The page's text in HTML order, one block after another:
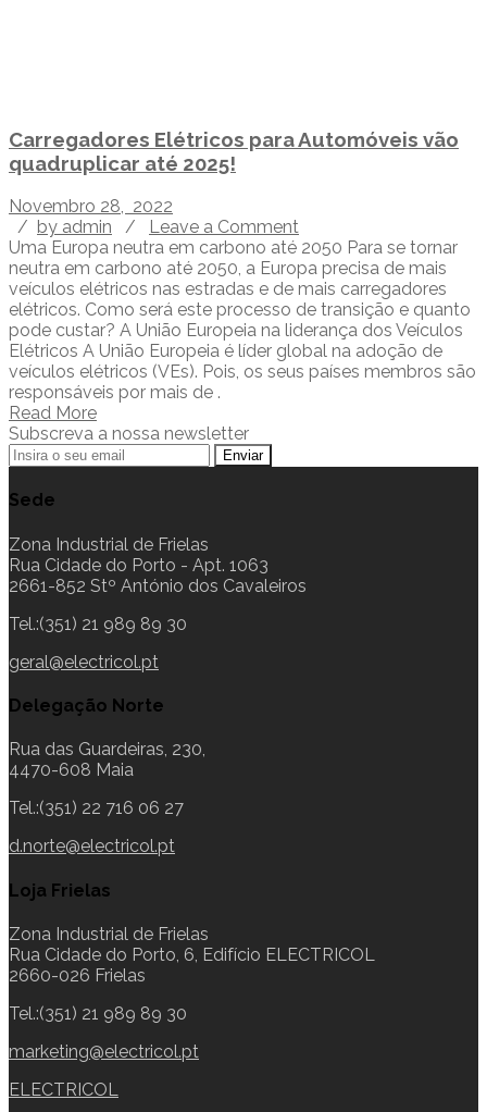
Carregadores Elétricos para Automóveis vão
quadruplicar até 2025!
Novembro 28, 2022
/ by admin /
Leave a Comment
Uma Europa neutra em carbono até 2050 Para se tornar
neutra em carbono até 2050, a Europa precisa de mais
veículos elétricos nas estradas e de mais carregadores
elétricos. Como será este processo de transição e quanto
pode custar? A União Europeia na liderança dos Veículos
Elétricos A União Europeia é líder global na adoção de
veículos elétricos (VEs). Pois, os seus países membros são
responsáveis por mais de .
Read More
Subscreva a nossa newsletter
Sede
Zona Industrial de Frielas
Rua Cidade do Porto - Apt. 1063
2661-852 Stº António dos Cavaleiros
Tel.:(351) 21 989 89 30
geral@electricol.pt
Delegação Norte
Rua das Guardeiras, 230,
4470-608 Maia
Tel.:(351) 22 716 06 27
d.norte@electricol.pt
Loja Frielas
Zona Industrial de Frielas
Rua Cidade do Porto, 6, Edifício ELECTRICOL
2660-026 Frielas
Tel.:(351) 21 989 89 30
marketing@electricol.pt
ELECTRICOL